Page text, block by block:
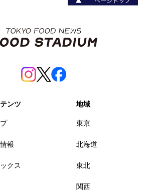
ンツ
報
クス
地域
東京
北海道
東北
関西